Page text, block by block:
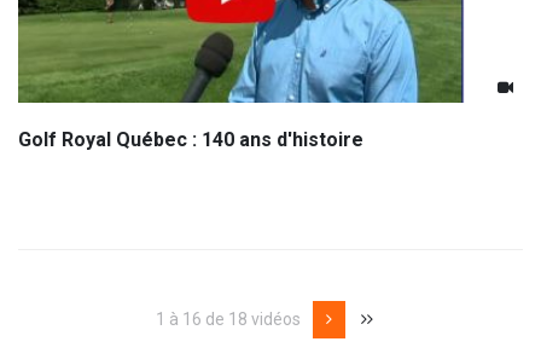
Golf Royal Québec : 140 ans d'histoire
1 à 16 de 18 vidéos